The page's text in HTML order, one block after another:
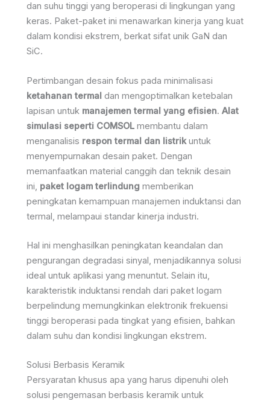
dan suhu tinggi yang beroperasi di lingkungan yang
keras. Paket-paket ini menawarkan kinerja yang kuat
dalam kondisi ekstrem, berkat sifat unik GaN dan
SiC.
Pertimbangan desain fokus pada minimalisasi
ketahanan termal dan mengoptimalkan ketebalan
lapisan untuk manajemen termal yang efisien. Alat
simulasi seperti COMSOL membantu dalam
menganalisis respon termal dan listrikuntuk
menyempurnakan desain paket. Dengan
memanfaatkan material canggih dan teknik desain
ini, paket logam terlindung memberikan
peningkatan kemampuan manajemen induktansi dan
termal, melampaui standar kinerja industri.
Hal ini menghasilkan peningkatan keandalan dan
pengurangan degradasi sinyal, menjadikannya solusi
ideal untuk aplikasi yang menuntut. Selain itu,
karakteristik induktansi rendah dari paket logam
berpelindung memungkinkan elektronik frekuensi
tinggi beroperasi pada tingkat yang efisien, bahkan
dalam suhu dan kondisi lingkungan ekstrem.
Solusi Berbasis Keramik
Persyaratan khusus apa yang harus dipenuhi oleh
solusi pengemasan berbasis keramik untuk